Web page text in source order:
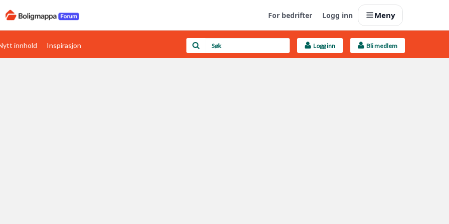
For bedrifter Logg inn Meny
Boligens papirer Last opp selv
innhold Inspirasjon Logg inn Bli medlem